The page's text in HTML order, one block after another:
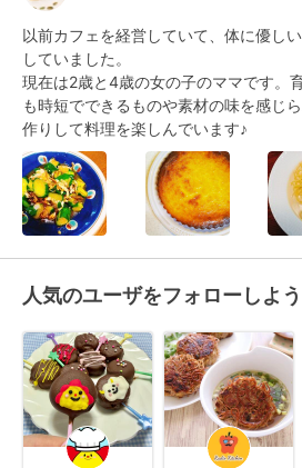
以前カフェを経営していて、体に優し
していました。
現在は2歳と4歳の女の子のママです。
も時短でできるものや素材の味を感じ
作りして料理を楽しんでいます♪
人気のユーザをフォローしよう